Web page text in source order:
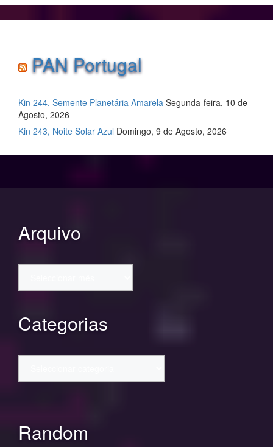
PAN Portugal
Kin 244, Semente Planetária Amarela Segunda-feira, 10 de
Agosto, 2026
Kin 243, Noite Solar Azul Domingo, 9 de Agosto, 2026
Arquivo
Categorias
Random